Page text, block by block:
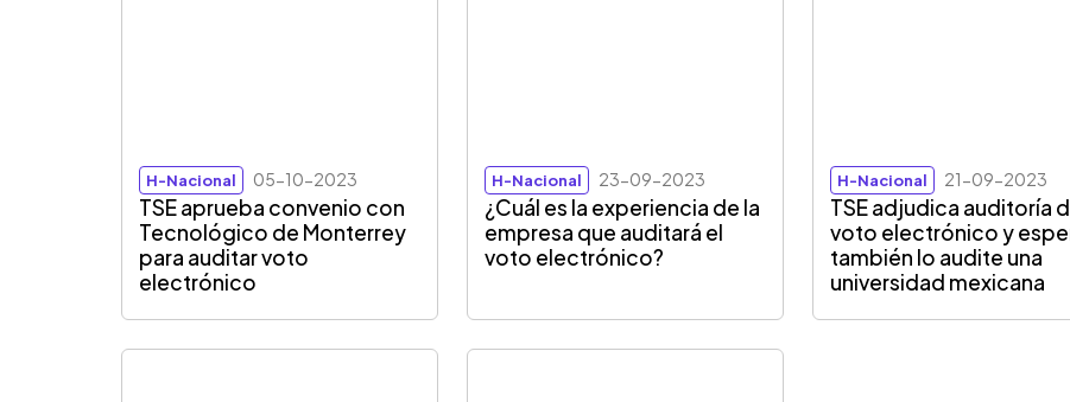
H-Nacional 05-10-2023
TSE aprueba convenio con
Tecnológico de Monterrey
para auditar voto
electrónico
H-Nacional 23-09-2023
¿Cuál es la experiencia de la
empresa que auditará el
voto electrónico?
H-Nacional 21-09-2023
TSE adjudica auditoría
voto electrónico y
también lo audite una
universidad mexicana